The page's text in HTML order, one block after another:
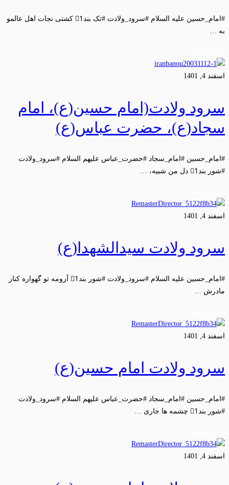
#امام_حسین علیه السلام #سرود_ولادت #تک بند1⃣ کشتی نجات اهل عالمو
به …
اسفند 4, 1401
سرود ولادت(امام حسین(ع)، امام
سجاد(ع)، حضرت عباس(ع)
#امام_حسین #امام_سجاد #حضرت_عباس علیهم السلام #سرود_ولادت
#شور بند1⃣ دل من شبیه، …
اسفند 4, 1401
سرود ولادت سیدالشهدا(ع)
#امام_حسین علیه السلام #سرود_ولادت #شور بند1⃣ آرومه تو گهواره کنار
مادرش …
اسفند 4, 1401
سرود ولادت امام حسین(ع)
#امام_حسین #امام_سجاد #حضرت_عباس علیهم السلام #سرود_ولادت
#شور بند1⃣ چشمه ها جاری …
اسفند 4, 1401